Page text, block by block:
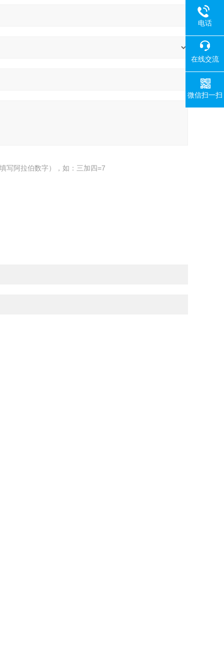
写阿拉伯数字），如：三加四=7
电话
在线交流
微信扫一扫